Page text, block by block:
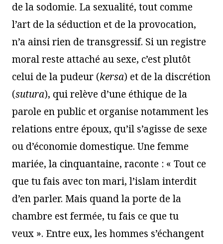
de la sodomie. La sexualité, tout comme
l’art de la séduction et de la provocation,
n’a ainsi rien de transgressif. Si un registre
moral reste attaché au sexe, c’est plutôt
celui de la pudeur (kersa) et de la discrétion
(sutura), qui relève d’une éthique de la
parole en public et organise notamment les
relations entre époux, qu’il s’agisse de sexe
ou d’économie domestique. Une femme
mariée, la cinquantaine, raconte : « Tout ce
que tu fais avec ton mari, l’islam interdit
d’en parler. Mais quand la porte de la
chambre est fermée, tu fais ce que tu
veux ». Entre eux, les hommes s’échangent